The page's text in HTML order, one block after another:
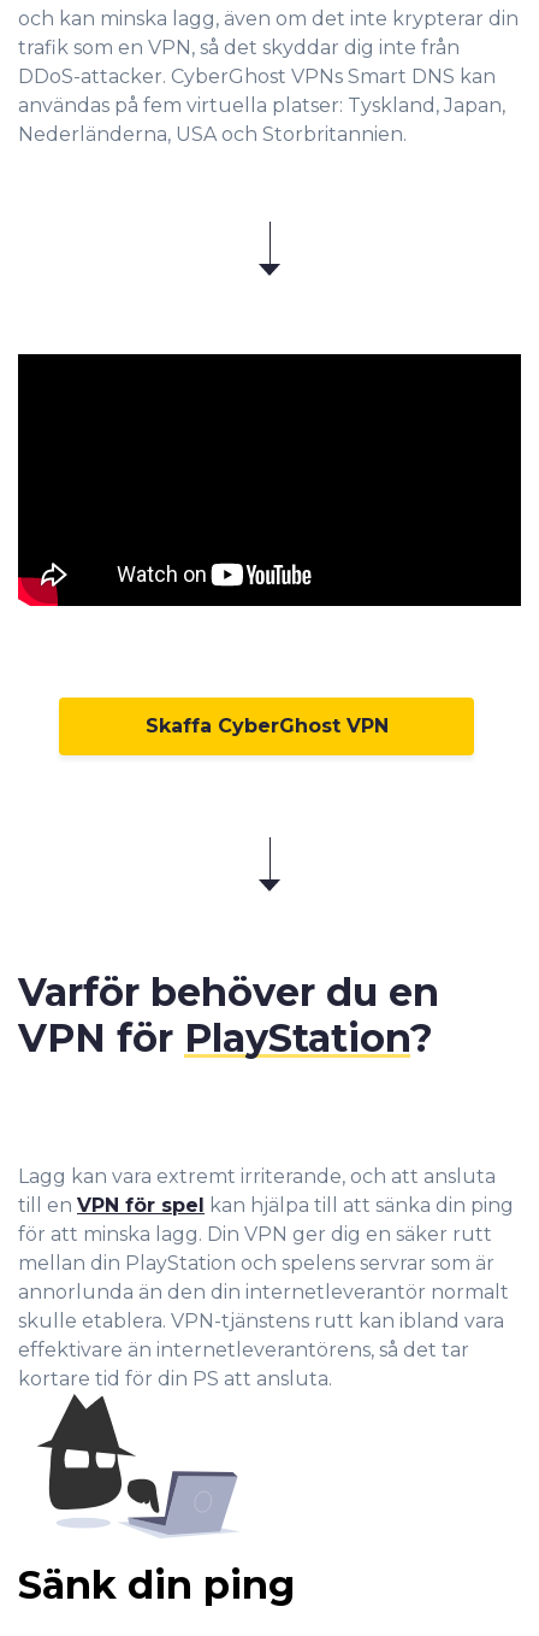
och kan minska lagg, även om det inte krypterar din
trafik som en VPN, så det skyddar dig inte från
DDoS-attacker. CyberGhost VPNs Smart DNS kan
användas på fem virtuella platser: Tyskland, Japan,
Nederländerna, USA och Storbritannien.
Skaffa CyberGhost VPN
Varför behöver du en
VPN för PlayStation?
Sänk din ping
Lagg kan vara extremt irriterand e, och att ansluta
till en VPN för spel kan hjälpa till att sänka din ping
för att minska lagg. Din VPN ger dig en säker rutt
mellan din PlayStation och spelens servrar som är
annorlunda än den din internetleverantör normalt
skulle etablera. VPN-tjänstens rutt kan ibland vara
effektivare än internetleverantörens, så det tar
kortare tid för din PS att ansluta.